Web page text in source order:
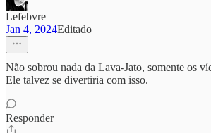
Lefebvre
Jan 4, 2024Editado
Não sobrou nada da Lava-Jato, somente os
Ele talvez se divertiria com isso.
Responder